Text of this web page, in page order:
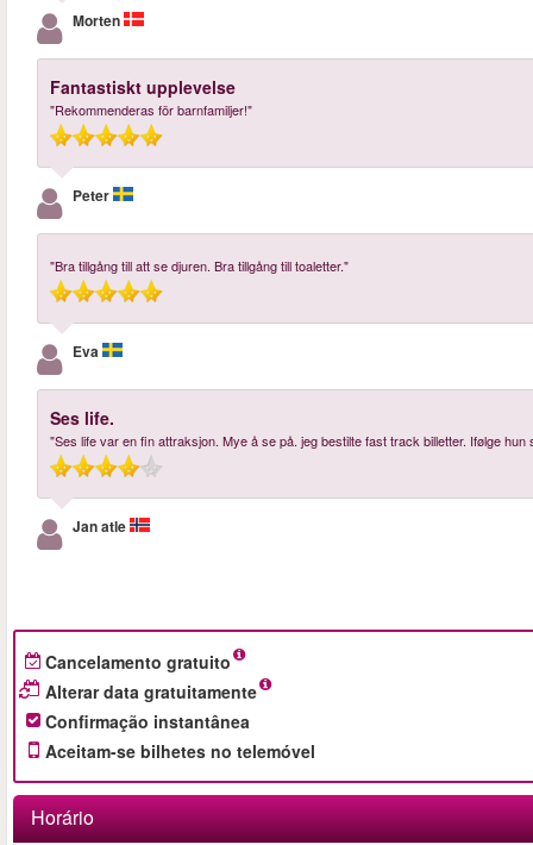
Morten
Fantastiskt upplevelse
"Rekommenderas för barnfamiljer!"
Peter
"Bra tillgång till att se djuren. Bra tillgång till toaletter."
Eva
Ses life.
"Ses life var en fin attraksjon. Mye å se på. jeg bestilte fast track billetter. Ifølge
Jan atle
Cancelamento gratuito
Alterar data gratuitamente
Confirmação instantânea
Aceitam-se bilhetes no telemóvel
Horário